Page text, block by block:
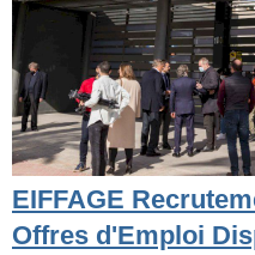
EIFFAGE
Offres d'Emploi